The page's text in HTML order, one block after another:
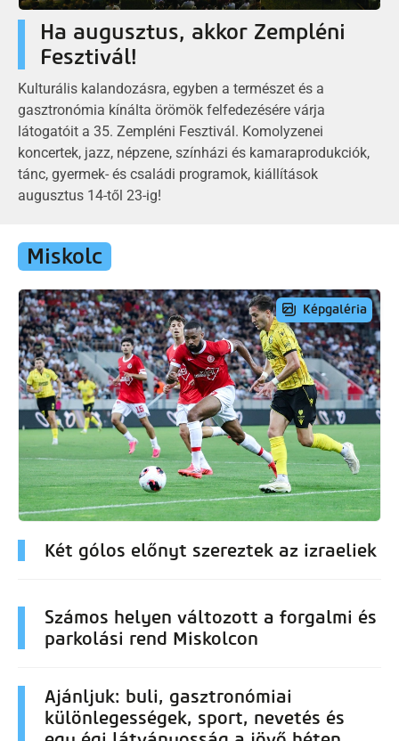
Ha augusztus, akkor Zempléni
Fesztivál!
Kulturális kalandozásra, egyben a természet és a
gasztronómia kínálta örömök felfedezésére várja
látogatóit a 35. Zempléni Fesztivál. Komolyzenei
koncertek, jazz, népzene, színházi és kamaraprodukciók,
tánc, gyermek- és családi programok, kiállítások
augusztus 14-től 23-ig!
Miskolc
Két gólos előnyt szereztek az izraeliek
Számos helyen változott a forgalmi és
parkolási rend Miskolcon
Ajánljuk: buli, gasztronómiai
különlegességek, sport, nevetés és